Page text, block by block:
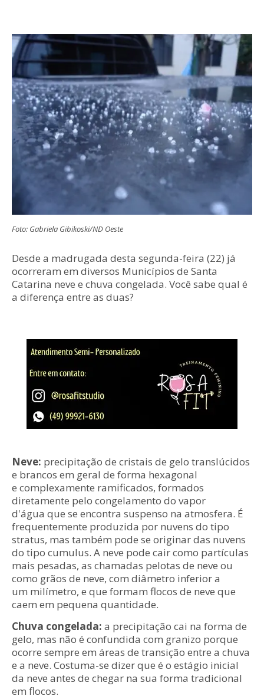
Foto: Gabriela Gibikoski/ND Oeste
Desde a madrugada desta segunda-feira (22) já
ocorreram em diversos Municípios de Santa
Catarina neve e chuva congelada. Você sabe qual é
a diferença entre as duas?
Neve: precipitação de cristais de gelo translúcidos
e brancos em geral de forma hexagonal
e complexamente ramificados, formados
diretamente pelo congelamento do vapor
d'água que se encontra suspenso na atmosfera. É
frequentemente produzida por nuvens do tipo
stratus, mas também pode se originar das nuvens
do tipo cumulus. A neve pode cair como partículas
mais pesadas, as chamadas pelotas de neve ou
como grãos de neve, com diâmetro inferior a
um milímetro, e que formam flocos de neve que
caem em pequena quantidade.
Chuva congelada: a precipitação cai na forma de
gelo, mas não é confundida com granizo porque
ocorre sempre em áreas de transição entre a chuva
e a neve. Costuma-se dizer que é o estágio inicial
da neve antes de chegar na sua forma tradicional
em flocos.